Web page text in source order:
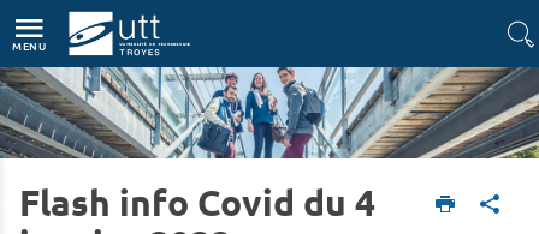
MENU
Accueil L'UTT Actualités
Flash info Covid du 4